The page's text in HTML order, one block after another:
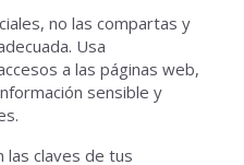
no las compartas y
Usa
a las páginas web,
sensible y
las claves de tus